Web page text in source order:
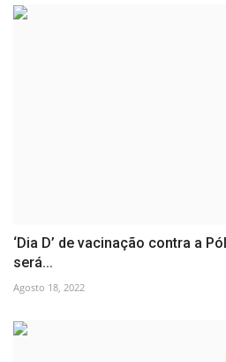
‘Dia D’ de vacinação contra a
será...
Agosto 18, 2022